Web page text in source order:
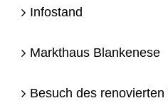
Infostand
Markthaus Blankenese
Besuch des